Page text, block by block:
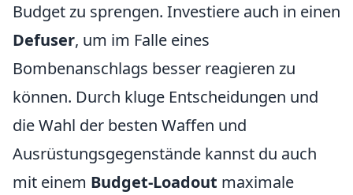
Budget zu sprengen. Investiere auch in einen
Defuser, um im Falle eines
Bombenanschlags besser reagieren zu
können. Durch kluge Entscheidungen und
die Wahl der besten Waffen und
Ausrüstungsgegenstände kannst du auch
mit einem Budget-Loadout maximale